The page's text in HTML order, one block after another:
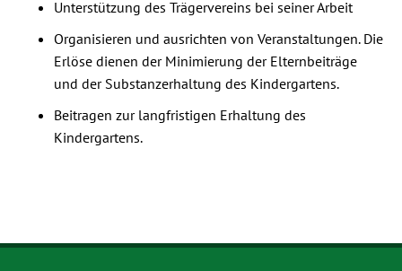
Unterstützung des Trägervereins bei seiner Arbeit
Organisieren und ausrichten von Veranstaltungen. Die
Erlöse dienen der Minimierung der Elternbeiträge
und der Substanzerhaltung des Kindergartens.
Beitragen zur langfristigen Erhaltung des
Kindergartens.